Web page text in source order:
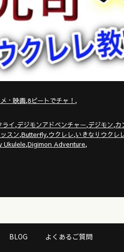
・映画,8ビートでチャ！ ,
ライ,デジモンアドベンチャー,デジモン,カ
スン,Butterfly,ウクレレ,いきなりウクレ
Ukulele,Digimon Adventure,
BLOG よくあるご質問